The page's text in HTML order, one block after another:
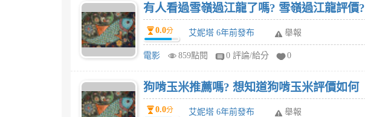
有人看過雪嶺過江龍了嗎? 雪嶺過江龍評價?
0.0分 艾妮塔 6年前發布 舉報
電影 859點閱 0 評論/給分 0
狗啃玉米推薦嗎? 想知道狗啃玉米評價如何
0.0分 艾妮塔 6年前發布 舉報